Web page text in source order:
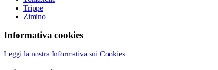
Trippe
Zimino
Informativa cookies
Leggi la nostra Informativa sui Cookies